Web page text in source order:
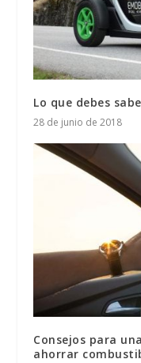
Lo que debes
28 de junio de 2018
Consejos para
ahorrar